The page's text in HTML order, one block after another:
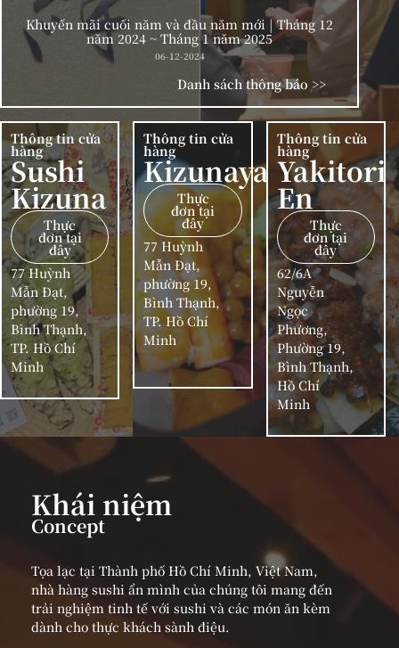
Khuyến mãi cuối năm và đầu năm mới | Tháng 12
năm 2024 ~ Tháng 1 năm 2025
06-12-2024
Danh sách thông báo >>
Thông tin cửa
hàng
Sushi
Kizuna
Thực
đơn tại
đây
77 Huỳnh
Mẫn Đạt,
phường 19,
Bình Thạnh,
TP. Hồ Chí
Minh
Thông tin cửa
hàng
Kizunaya
Thực
đơn tại
đây
77 Huỳnh
Mẫn Đạt,
phường 19,
Bình Thạnh,
TP. Hồ Chí
Minh
Thông tin cửa
hàng
Yakitori
En
Thực
đơn tại
đây
62/6A
Nguyễn
Ngọc
Phương,
Phường 19,
Bình Thạnh,
Hồ Chí
Minh
Khái niệm
Concept
Tọa lạc tại Thành phố Hồ Chí Minh, Việt Nam,
nhà hàng sushi ẩn mình của chúng tôi mang đến
trải nghiệm tinh tế với sushi và các món ăn kèm
dành cho thực khách sành điệu.